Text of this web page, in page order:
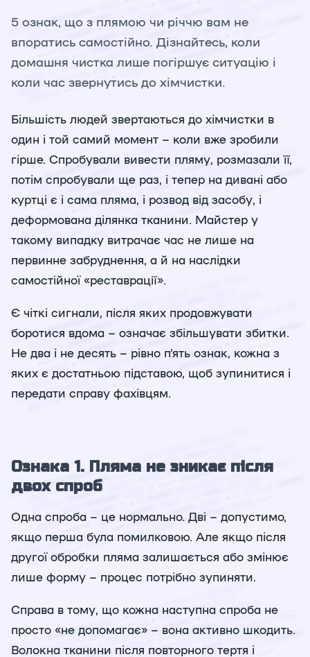
5 ознак, що з плямою чи річчю вам не
впоратись самостійно. Дізнайтесь, коли
домашня чистка лише погіршує ситуацію і
коли час звернутись до хімчистки.
Більшість людей звертаються до хімчистки в
один і той самий момент – коли вже зробили
гірше. Спробували вивести пляму, розмазали її,
потім спробували ще раз, і тепер на дивані або
куртці є і сама пляма, і розвод від засобу, і
деформована ділянка тканини. Майстер у
такому випадку витрачає час не лише на
первинне забруднення, а й на наслідки
самостійної «реставрації».
Є чіткі сигнали, після яких продовжувати
боротися вдома – означає збільшувати збитки.
Не два і не десять – рівно п'ять ознак, кожна з
яких є достатньою підставою, щоб зупинитися і
передати справу фахівцям.
Ознака 1. Пляма не зникає після
двох спроб
Одна спроба – це нормально. Дві – допустимо,
якщо перша була помилковою. Але якщо після
другої обробки пляма залишається або змінює
лише форму – процес потрібно зупиняти.
Справа в тому, що кожна наступна спроба не
просто «не допомагає» – вона активно шкодить.
Волокна тканини після повторного тертя і